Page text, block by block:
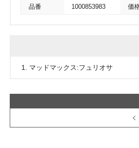
品番 1000853983 価
1. マッドマックス:フュリオサ